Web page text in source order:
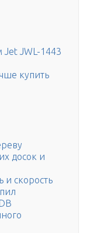
Jet JWL-1443
купить
досок и
скорость